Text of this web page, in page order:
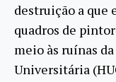
destruição a que
quadros de
meio às ruínas
Universitária